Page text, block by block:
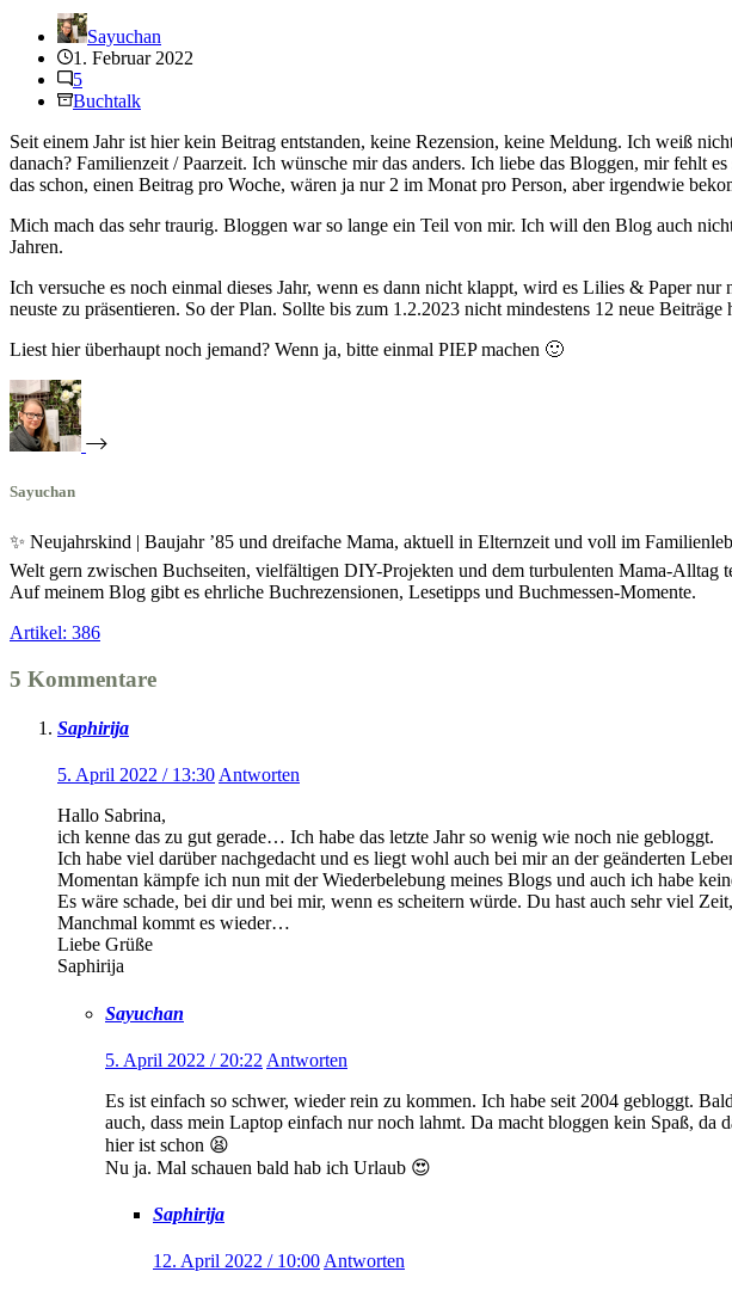
Sayuchan
1. Februar 2022
5
Buchtalk
Seit einem Jahr ist hier kein Beitrag entstanden, keine Rezension, keine Meldung. Ich weiß
danach? Familienzeit / Paarzeit. Ich wünsche mir das anders. Ich liebe das Bloggen, mir fehlt
das schon, einen Beitrag pro Woche, wären ja nur 2 im Monat pro Person, aber irgendwie
Mich mach das sehr traurig. Bloggen war so lange ein Teil von mir. Ich will den Blog auch
Jahren.
Ich versuche es noch einmal dieses Jahr, wenn es dann nicht klappt, wird es Lilies & Paper
neuste zu präsentieren. So der Plan. Sollte bis zum 1.2.2023 nicht mindestens 12 neue
Liest hier überhaupt noch jemand? Wenn ja, bitte einmal PIEP machen 🙂
Sayuchan
✨ Neujahrskind | Baujahr ’85 und dreifache Mama, aktuell in Elternzeit und voll im
Welt gern zwischen Buchseiten, vielfältigen DIY-Projekten und dem turbulenten Mama-Alltag
Auf meinem Blog gibt es ehrliche Buchrezensionen, Lesetipps und Buchmessen-Momente.
Artikel: 386
5 Kommentare
Saphirija
5. April 2022 / 13:30Antworten
Hallo Sabrina,
ich kenne das zu gut gerade… Ich habe das letzte Jahr so wenig wie noch nie gebloggt.
Ich habe viel darüber nachgedacht und es liegt wohl auch bei mir an der geänderten
Momentan kämpfe ich nun mit der Wiederbelebung meines Blogs und auch ich habe
Es wäre schade, bei dir und bei mir, wenn es scheitern würde. Du hast auch sehr viel
Manchmal kommt es wieder…
Liebe Grüße
Saphirija
Sayuchan
5. April 2022 / 20:22 Antworten
Es ist einfach so schwer, wieder rein zu kommen. Ich habe seit 2004 gebloggt.
auch, dass mein Laptop einfach nur noch lahmt. Da macht bloggen kein Spaß,
hier ist schon 😫
Nu ja. Mal schauen bald hab ich Urlaub 😍
Saphirija
12. April 2022 / 10:00Antworten